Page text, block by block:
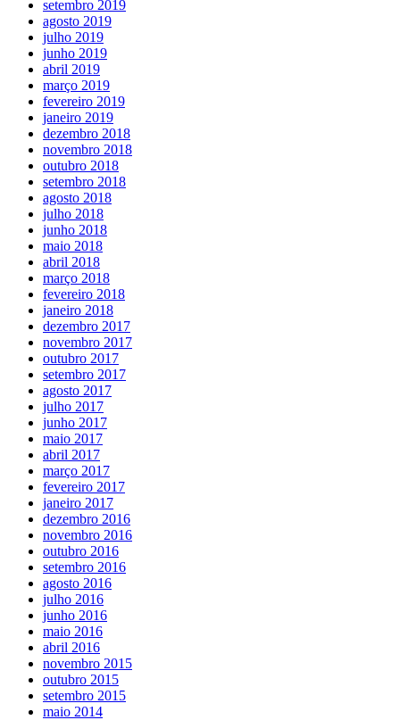
setembro 2019
agosto 2019
julho 2019
junho 2019
abril 2019
março 2019
fevereiro 2019
janeiro 2019
dezembro 2018
novembro 2018
outubro 2018
setembro 2018
agosto 2018
julho 2018
junho 2018
maio 2018
abril 2018
março 2018
fevereiro 2018
janeiro 2018
dezembro 2017
novembro 2017
outubro 2017
setembro 2017
agosto 2017
julho 2017
junho 2017
maio 2017
abril 2017
março 2017
fevereiro 2017
janeiro 2017
dezembro 2016
novembro 2016
outubro 2016
setembro 2016
agosto 2016
julho 2016
junho 2016
maio 2016
abril 2016
novembro 2015
outubro 2015
setembro 2015
maio 2014